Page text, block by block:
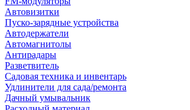
Автовизитки
Пуско-зарядные устройства
Автодержатели
Автомагнитолы
Антирадары
Разветвитель
Садовая техника и инвентарь
Удлинители для сада/ремонта
Дачный умывальник